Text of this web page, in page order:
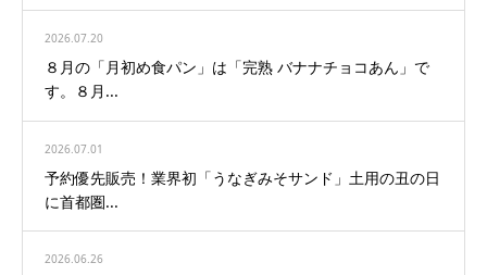
2026.07.20
８月の「月初め食パン」は「完熟 バナナチョコあん」で
す。８月...
2026.07.01
予約優先販売！業界初「うなぎみそサンド」土用の丑の日
に首都圏...
2026.06.26